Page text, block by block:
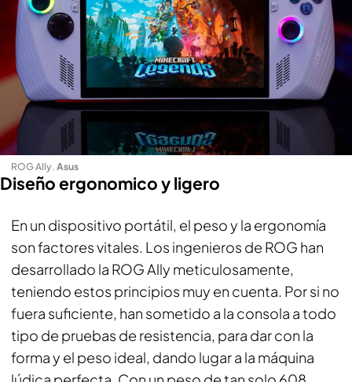
ROG Ally. Asus
Diseño ergonomico y ligero
En un dispositivo portátil, el peso y la ergonomía
son factores vitales. Los ingenieros de ROG han
desarrollado la ROG Ally meticulosamente,
teniendo estos principios muy en cuenta. Por si no
fuera suficiente, han sometido a la consola a todo
tipo de pruebas de resistencia, para dar con la
forma y el peso ideal, dando lugar a la máquina